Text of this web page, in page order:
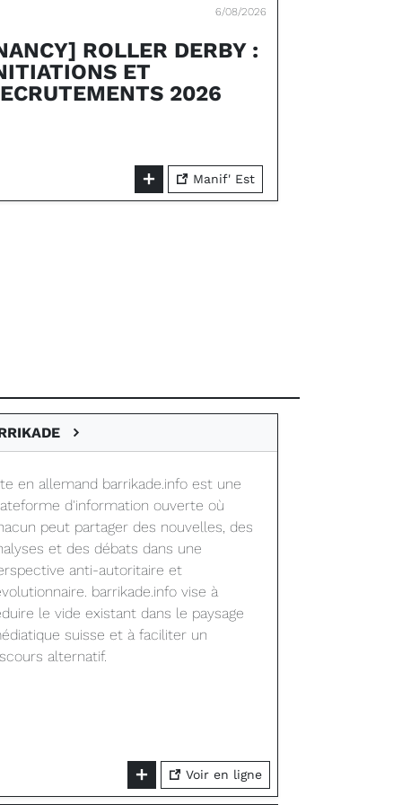
6/08/2026
ROLLER DERBY :
ET
2026
Manif' Est
en allemand barrikade.info est une
d'information ouverte où
peut partager des nouvelles, des
et des débats dans une
anti-autoritaire et
barrikade.info vise à
le vide existant dans le paysage
suisse et à faciliter un
alternatif.
Voir en ligne